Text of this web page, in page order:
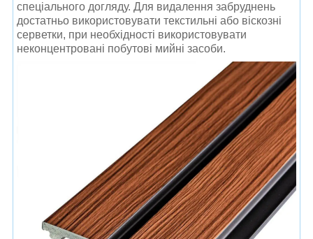
спеціального догляду. Для видалення забруднень
достатньо використовувати текстильні або віскозні
серветки, при необхідності використовувати
неконцентровані побутові мийні засоби.